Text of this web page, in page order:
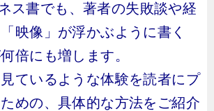
ス書でも、著者の失敗談や経
映像」が浮かぶように書く
倍にも増します。
ているような体験を読者にプ
めの、具体的な方法をご紹介